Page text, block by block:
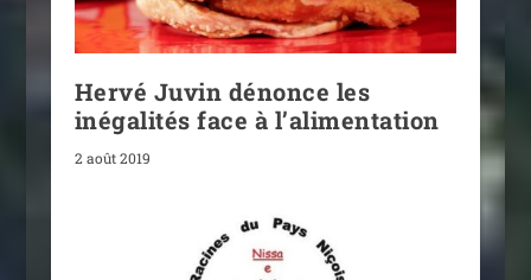
Hervé Juvin dénonce les
inégalités face à l’alimentation
2 août 2019